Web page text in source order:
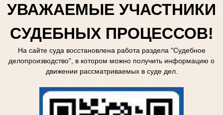
УВАЖАЕМЫЕ УЧАСТНИКИ
СУДЕБНЫХ ПРОЦЕССОВ!
На сайте суда восстановлена работа раздела "Судебное
делопроизводство", в котором можно получить информацию о
движении рассматриваемых в суде дел.